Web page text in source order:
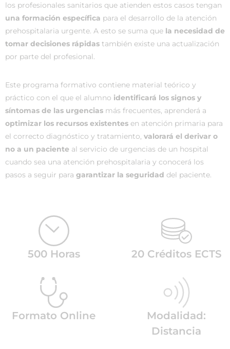
los profesionales sanitarios que atienden estos casos tengan
una formación específica para el desarrollo de la atención
prehospitalaria urgente. A esto se suma que la necesidad de
tomar decisiones rápidas también existe una actualización
por parte del profesional.
Este programa formativo contiene material teórico y
práctico con el que el alumno identificará los signos y
síntomas de las urgencias más frecuentes, aprenderá a
optimizar los recursos existentes en atención primaria para
el correcto diagnóstico y tratamiento, valorará el derivar o
no a un paciente al servicio de urgencias de un hospital
cuando sea una atención prehospitalaria y conocerá los
pasos a seguir para garantizar la seguridad del paciente.
500 Horas 20 Créditos ECTS
Formato Online
Modalidad:
Distancia